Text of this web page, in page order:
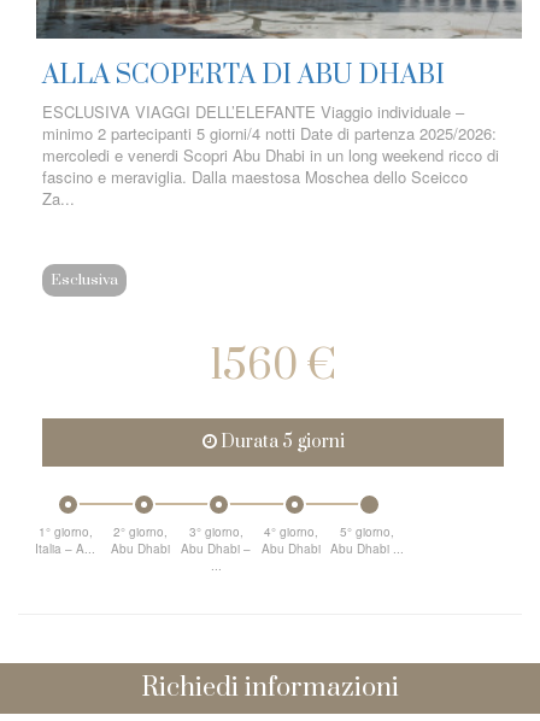
ALLA SCOPERTA DI ABU DHABI
ESCLUSIVA VIAGGI DELL’ELEFANTE Viaggio individuale –
minimo 2 partecipanti 5 giorni/4 notti Date di partenza 2025/2026:
mercoledi e venerdi Scopri Abu Dhabi in un long weekend ricco di
fascino e meraviglia. Dalla maestosa Moschea dello Sceicco
Za...
Esclusiva
1560 €
Durata 5 giorni
1° giorno,
Italia – A...
2° giorno,
Abu Dhabi
3° giorno,
Abu Dhabi –
...
4° giorno,
Abu Dhabi
5° giorno,
Abu Dhabi ...
Richiedi informazioni